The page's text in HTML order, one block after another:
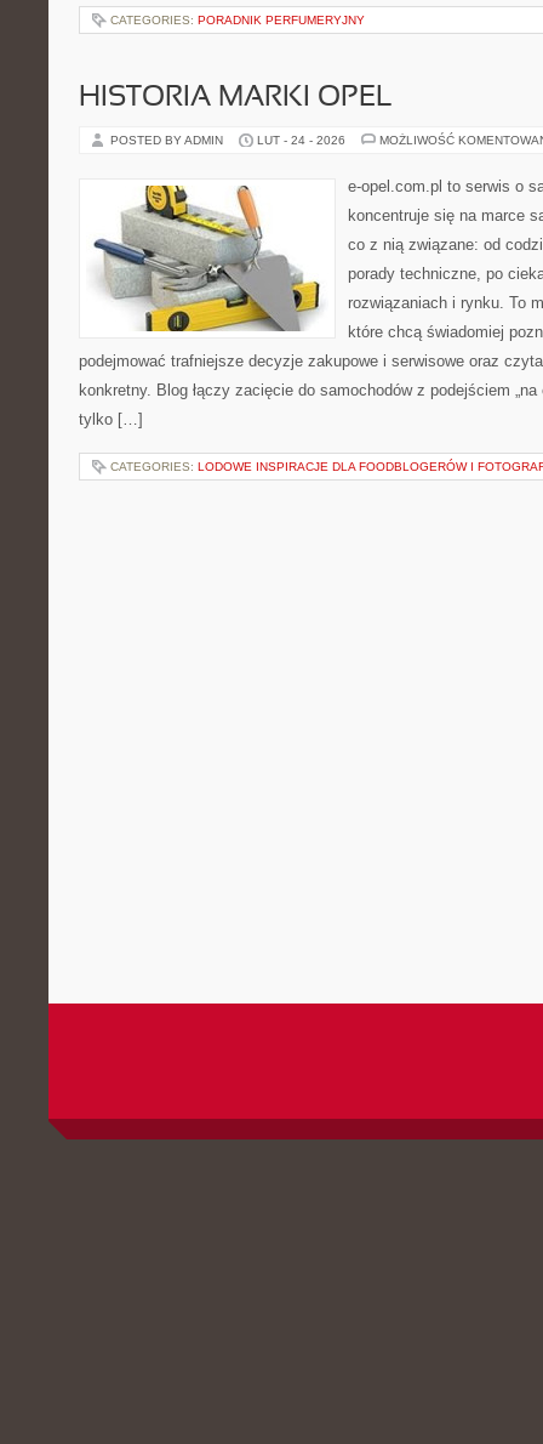
CATEGORIES: PORADNIK PERFUMERYJNY
HISTORIA MARKI OPEL
POSTED BY ADMIN LUT - 24 - 2026 MOŻLIWOŚĆ
e-opel.com.pl to serwis o
koncentruje się na marce
co z nią związane: od
porady techniczne, po
rozwiązaniach i rynku. To
które chcą świadomiej
podejmować trafniejsze decyzje zakupowe i serwisowe oraz
konkretny. Blog łączy zacięcie do samochodów z podejściem
tylko […]
CATEGORIES: LODOWE INSPIRACJE DLA FOODBLOGERÓW I